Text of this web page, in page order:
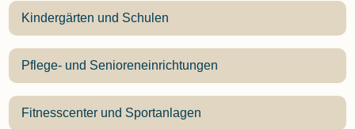
Kindergärten und Schulen
Pflege- und Senioreneinrichtungen
Fitnesscenter und Sportanlagen